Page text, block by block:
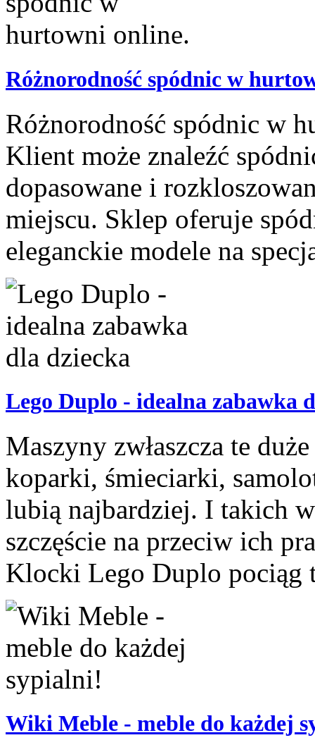
Różnorodność spódnic w
Różnorodność spódnic w
Klient może znaleźć
dopasowane i
miejscu. Sklep oferuje
eleganckie modele na
Lego Duplo - idealna zabawka
Maszyny zwłaszcza te
koparki, śmieciarki,
lubią najbardziej. I takich
szczęście na przeciw ich
Klocki Lego Duplo pociąg
Wiki Meble - meble do każdej